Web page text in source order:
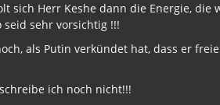
sich Herr Keshe dann die Energie, die
sehr vorsichtig !!!
als Putin verkündet hat, dass er
ich noch nicht!!!